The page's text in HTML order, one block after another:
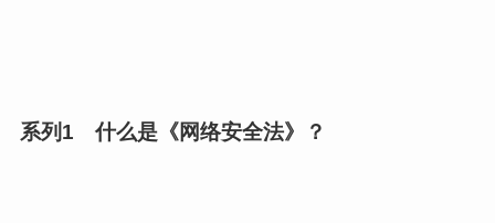
系列 1 什么是《网络安全法》？